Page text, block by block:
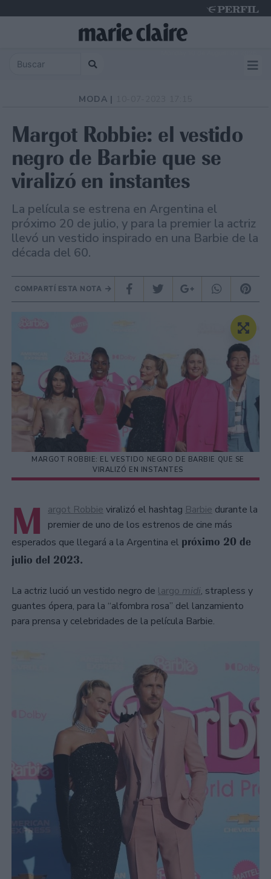
MODA |
Margot Robbie: el vestido
negro de Barbie que se
viralizó en instantes
La película se estrena en Argentina el
próximo 20 de julio, y para la premier la actriz
llevó un vestido inspirado en una Barbie de la
década del 60.
COMPARTÍ ESTA NOTA
MARGOT ROBBIE: EL VESTIDO NEGRO DE BARBIE QUE SE
VIRALIZÓ EN INSTANTES
M argot Robbie viralizó el hashtag Barbie durante la
premier de uno de los estrenos de cine más
esperados que llegará a la Argentina el próximo 20 de
julio del 2023.
La actriz lució un vestido negro de largo midi, strapless y
guantes ópera, para la “alfombra rosa” del lanzamiento
para prensa y celebridades de la película Barbie.